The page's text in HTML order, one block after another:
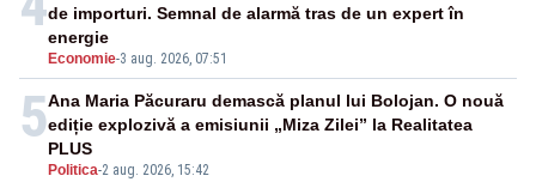
Economie-3 aug. 2026, 07:51
de importuri. Semnal de alarmă tras de un expert în
energie
5
Politica-2 aug. 2026, 15:42
Ana Maria Păcuraru demască planul lui Bolojan. O nouă
ediție explozivă a emisiunii „Miza Zilei” la Realitatea
PLUS